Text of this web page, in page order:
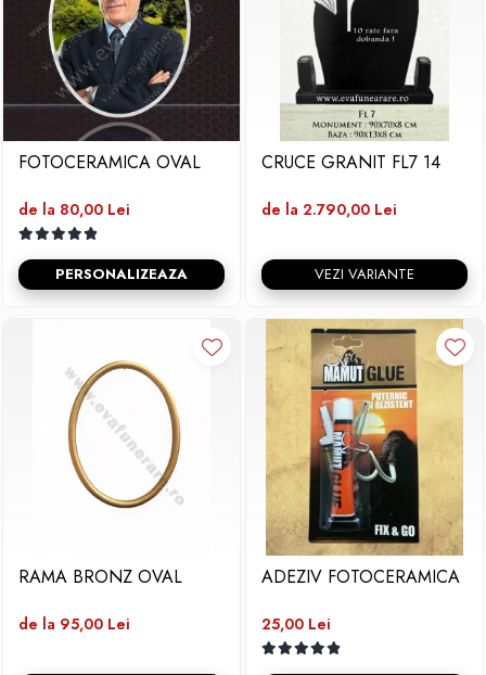
FOTOCERAMICA OVAL
de la 80,00 Lei
PERSONALIZEAZA
CRUCE GRANIT FL7 14
de la 2.790,00 Lei
VEZI VARIANTE
RAMA BRONZ OVAL
de la 95,00 Lei
ADEZIV FOTOCERAMICA
25,00 Lei